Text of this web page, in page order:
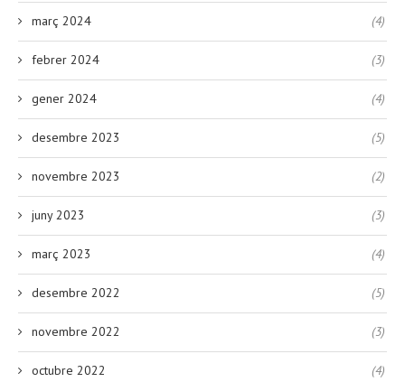
març 2024 (4)
febrer 2024 (3)
gener 2024 (4)
desembre 2023 (5)
novembre 2023 (2)
juny 2023 (3)
març 2023 (4)
desembre 2022 (5)
novembre 2022 (3)
octubre 2022 (4)